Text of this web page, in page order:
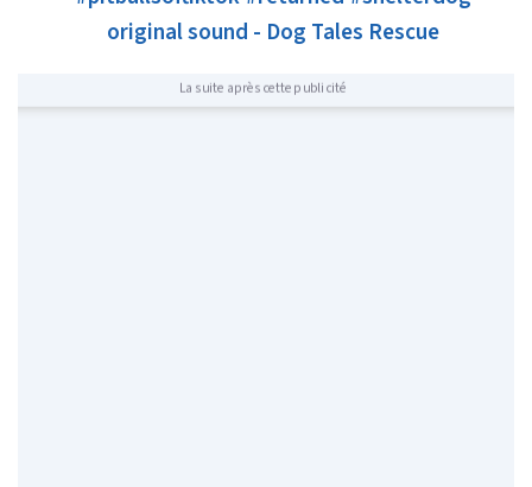
original sound - Dog Tales Rescue
La suite après cette publicité